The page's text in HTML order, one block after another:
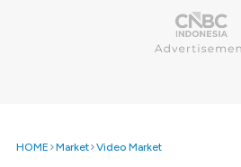
HOME Market Video Market